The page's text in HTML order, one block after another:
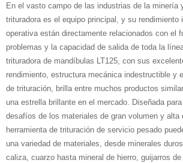
En el vasto campo de las industrias de la minería
trituradora es el equipo principal, y su rendimiento
operativa están directamente relacionados con el
problemas y la capacidad de salida de toda la
trituradora de mandíbulas LT125, con sus
rendimiento, estructura mecánica indestructible y
de trituración, brilla entre muchos productos
una estrella brillante en el mercado. Diseñada
desafíos de los materiales de gran volumen y alta
herramienta de trituración de servicio pesado
una variedad de materiales, desde minerales
caliza, cuarzo hasta mineral de hierro, guijarros